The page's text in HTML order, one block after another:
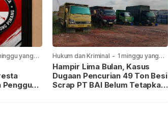
yang
Hukum dan Kriminal - 1 minggu yang
lalu
Hampir Lima Bulan, Kasus
Dugaan Pencurian 49 Ton Besi
Scrap PT BAI Belum Tetapkan